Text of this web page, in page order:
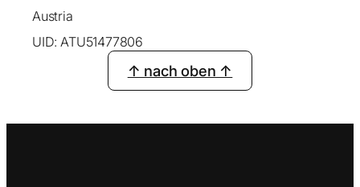
Austria
UID: ATU51477806
↑ nach oben ↑